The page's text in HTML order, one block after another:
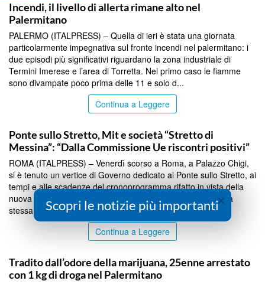
Incendi, il livello di allerta rimane alto nel
Palermitano
PALERMO (ITALPRESS) – Quella di ieri è stata una giornata
particolarmente impegnativa sul fronte incendi nel palermitano: i
due episodi più significativi riguardano la zona industriale di
Termini Imerese e l’area di Torretta. Nel primo caso le fiamme
sono divampate poco prima delle 11 e solo d...
Continua a Leggere
Ponte sullo Stretto, Mit e società “Stretto di
Messina”: “Dalla Commissione Ue riscontri positivi”
ROMA (ITALPRESS) – Venerdì scorso a Roma, a Palazzo Chigi,
si è tenuto un vertice di Governo dedicato al Ponte sullo Stretto, ai
tempi e alle scadenze del cronoprogramma rifatto in vista della
nuova delibera da sottoporre all’esame del Cipess. In quella
stessa giornata, si legge sulla Gazzetta...
Continua a Leggere
Tradito dall’odore della marijuana, 25enne arrestato
con 1 kg di droga nel Palermitano
×
Scopri le notizie più importanti